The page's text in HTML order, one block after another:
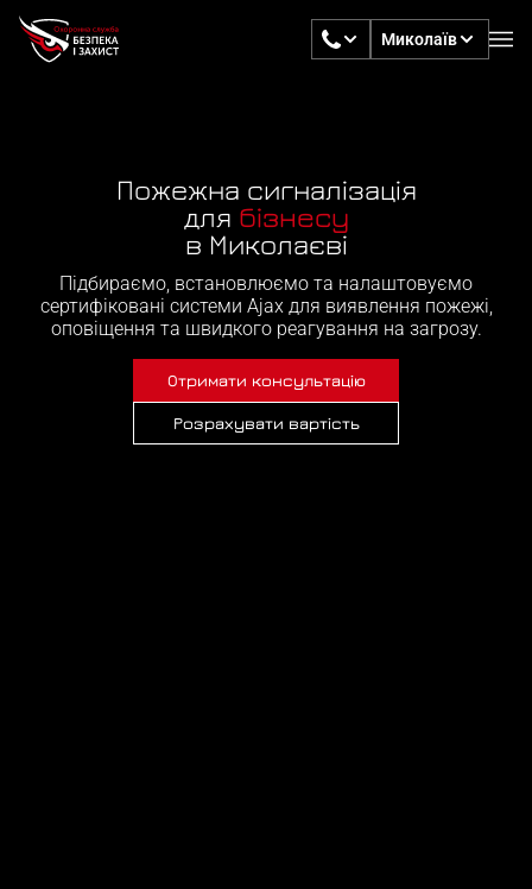
Миколаїв
Пожежна сигналізація
для бізнесу
в Миколаєві
Підбираємо, встановлюємо та налаштовуємо
сертифіковані системи Ajax для виявлення пожежі,
оповіщення та швидкого реагування на загрозу.
Отримати консультацію
Розрахувати вартість